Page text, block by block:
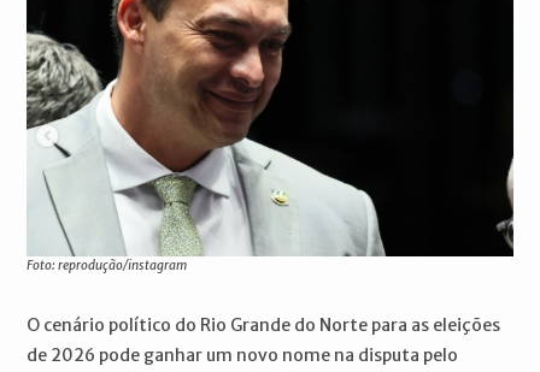
Foto: reprodução/instagram
O cenário político do Rio Grande do Norte para as eleições
de 2026 pode ganhar um novo nome na disputa pelo